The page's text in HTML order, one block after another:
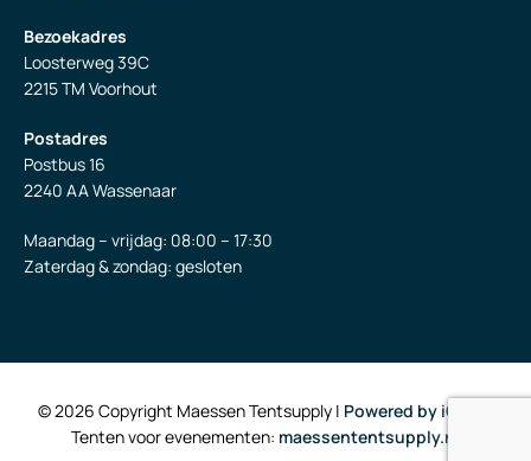
Bezoekadres
Loosterweg 39C
2215 TM Voorhout
Postadres
Postbus 16
2240 AA Wassenaar
Maandag – vrijdag: 08:00 – 17:30
Zaterdag & zondag: gesloten
© 2026 Copyright Maessen Tentsupply | Powered by iClicks
Tenten voor evenementen: maessententsupply.nl